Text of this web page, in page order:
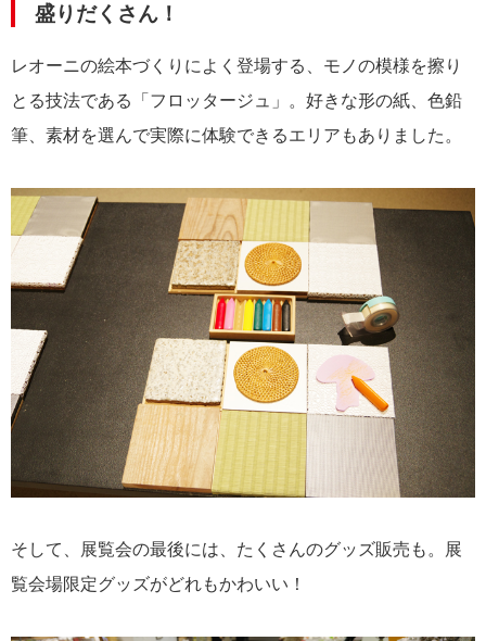
盛りだくさん！
レオーニの絵本づくりによく登場する、モノの模様を擦り
とる技法である「フロッタージュ」。好きな形の紙、色鉛
筆、素材を選んで実際に体験できるエリアもありました。
そして、展覧会の最後には、たくさんのグッズ販売も。展
覧会場限定グッズがどれもかわいい！